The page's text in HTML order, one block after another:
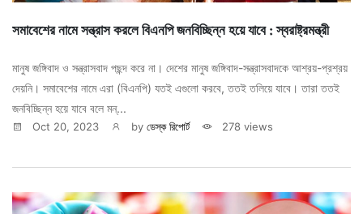
সমাবেশের নামে সন্ত্রাস করলে বিএনপি জনবিচ্ছিন্ন হয়ে যাবে : স্বরাষ্ট্রমন্ত্রী
মানুষ জঙ্গিবাদ ও সন্ত্রাসবাদ পছন্দ করে না। দেশের মানুষ জঙ্গিবাদ-সন্ত্রাসবাদকে আশ্রয়-প্রশ্রয়
দেয়নি। সমাবেশের নামে এরা (বিএনপি) যতই এগুলো করবে, ততই তলিয়ে যাবে। তারা ততই
জনবিচ্ছিন্ন হয়ে যাবে বলে মন্...
Oct 20, 2023 by ডেস্ক রিপোর্ট 278 views